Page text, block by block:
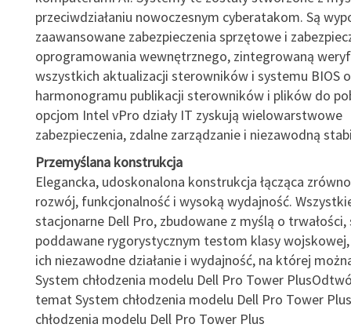
przeciwdziałaniu nowoczesnym cyberatakom. Są
zaawansowane zabezpieczenia sprzętowe i
oprogramowania wewnętrznego, zintegrowaną
wszystkich aktualizacji sterowników i systemu BIOS
harmonogramu publikacji sterowników i plików do
opcjom Intel vPro działy IT zyskują wielowarstwowe
zabezpieczenia, zdalne zarządzanie i niezawodną
Przemyślana konstrukcja
Elegancka, udoskonalona konstrukcja łącząca
rozwój, funkcjonalność i wysoką wydajność.
stacjonarne Dell Pro, zbudowane z myślą o trwałości,
poddawane rygorystycznym testom klasy wojskowej,
ich niezawodne działanie i wydajność, na której
System chłodzenia modelu Dell Pro Tower
temat System chłodzenia modelu Dell Pro Tower
chłodzenia modelu Dell Pro Tower Plus